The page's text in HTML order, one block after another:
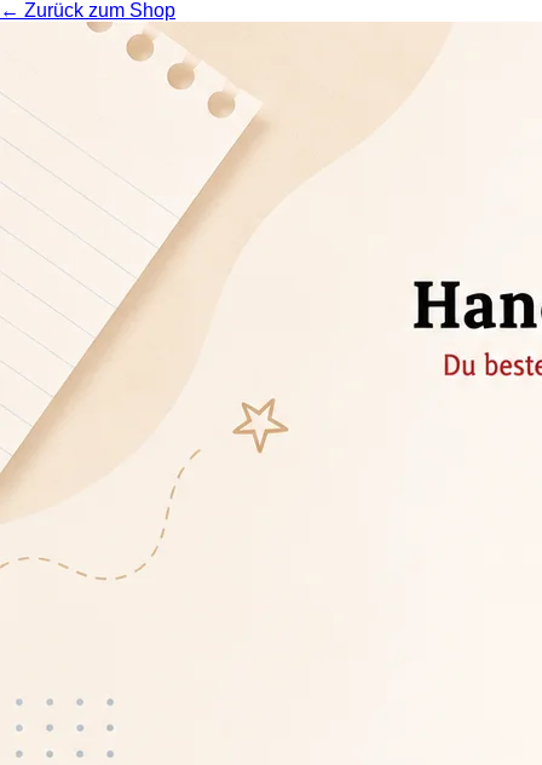
← Zurück zum Shop